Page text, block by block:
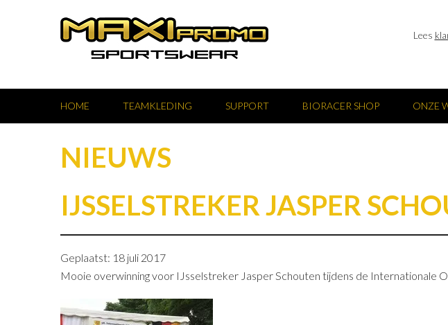
Lees
HOME TEAMKLEDING SUPPORT BIORACER SHOP ONZE
NIEUWS
IJSSELSTREKER JASPER
Geplaatst: 18 juli 2017
Mooie overwinning voor IJsselstreker Jasper Schouten tijdens de Internationale